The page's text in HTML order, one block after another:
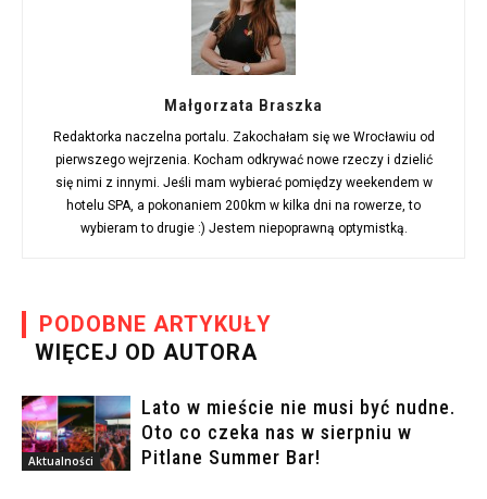
Małgorzata Braszka
Redaktorka naczelna portalu. Zakochałam się we Wrocławiu od
pierwszego wejrzenia. Kocham odkrywać nowe rzeczy i dzielić
się nimi z innymi. Jeśli mam wybierać pomiędzy weekendem w
hotelu SPA, a pokonaniem 200km w kilka dni na rowerze, to
wybieram to drugie :) Jestem niepoprawną optymistką.
PODOBNE ARTYKUŁY
WIĘCEJ OD AUTORA
Aktualności
Lato w mieście nie musi być nudne.
Oto co czeka nas w sierpniu w
Pitlane Summer Bar!